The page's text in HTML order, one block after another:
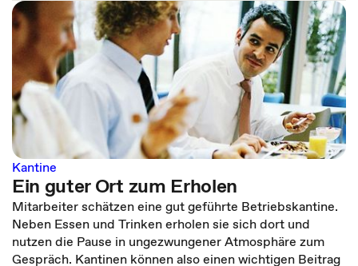
Kantine
Ein guter Ort zum Erholen
Mitarbeiter schätzen eine gut geführte Betriebskantine.
Neben Essen und Trinken erholen sie sich dort und
nutzen die Pause in ungezwungener Atmosphäre zum
Gespräch. Kantinen können also einen wichtigen Beitrag